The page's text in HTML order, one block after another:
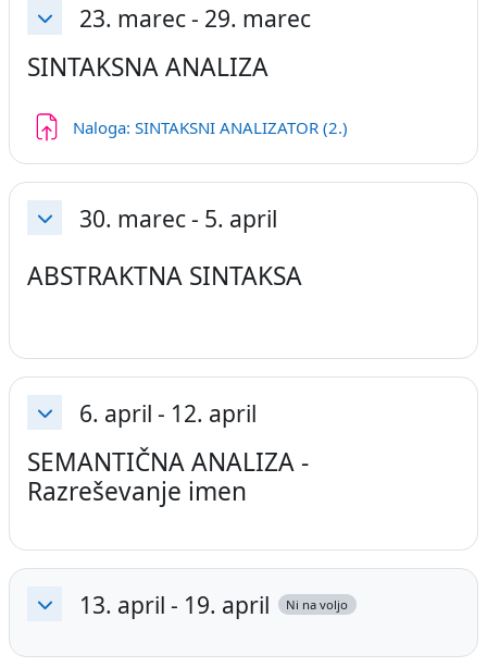
Skrči 23. marec - 29. marec
SINTAKSNA ANALIZA
Naloga: SINTAKSNI ANALIZATOR (2.)
Skrči 30. marec - 5. april
ABSTRAKTNA SINTAKSA
Skrči 6. april - 12. april
SEMANTIČNA ANALIZA -
Razreševanje imen
Skrči 13. april - 19. april Ni na voljo